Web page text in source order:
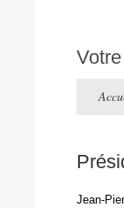
Jean-